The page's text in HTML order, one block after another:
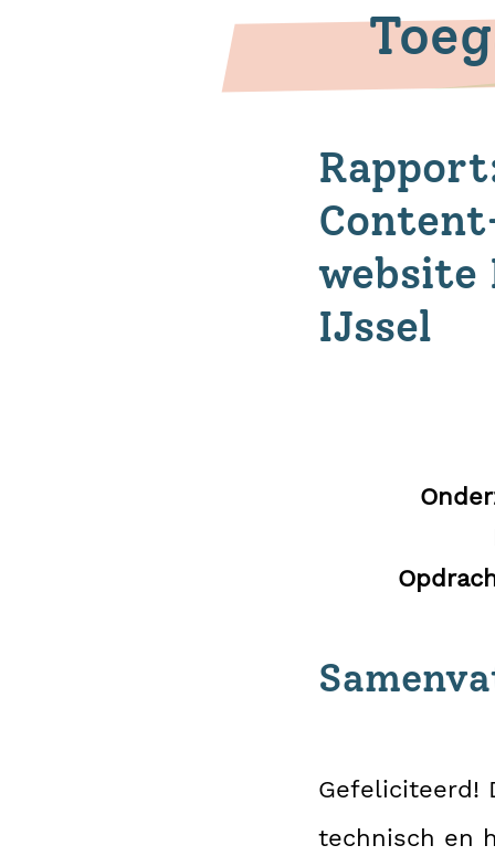
website
IJssel
Gefeliciteerd!
technisch en